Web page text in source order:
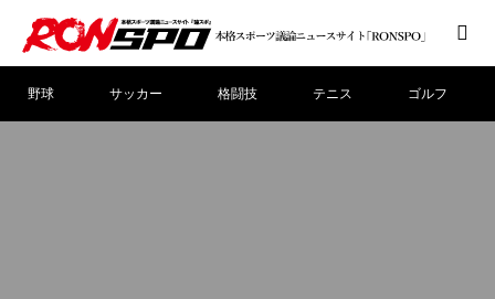
野球 サッカー 格闘技 テニス ゴルフ